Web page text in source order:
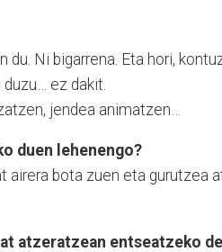
Ni bigarrena. Eta hori,
ez dakit.
jendea animatzen…
duen lehenengo?
airera bota zuen eta gurutzea
atzeratzean entseatzeko